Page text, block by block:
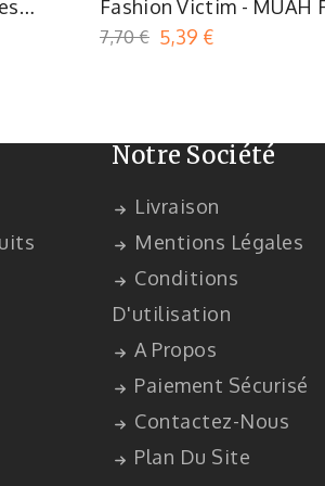
Fashion Victim - MUAH
Me Lips Gloss
7,70 € 5,39 €
Notre Société
Livraison
Mentions Légales
Conditions
D'utilisation
A Propos
Paiement Sécurisé
Contactez-Nous
Plan Du Site